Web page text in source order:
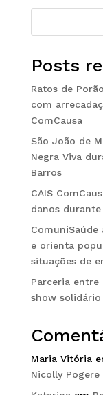
Posts
Ratos de
com
ComCausa
São João de
Negra Viva
Barros
CAIS
danos
e orienta
situações de
Parceria entre
show solidário
Maria Vitória
Nicolly Pogere